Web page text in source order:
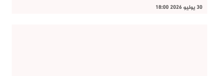
30 يوليو 2026 18:00